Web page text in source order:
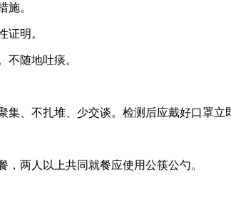
施。
证明。
不随地吐痰。
、不扎堆、少交谈。检测后应戴好口罩立
两人以上共同就餐应使用公筷公勺。